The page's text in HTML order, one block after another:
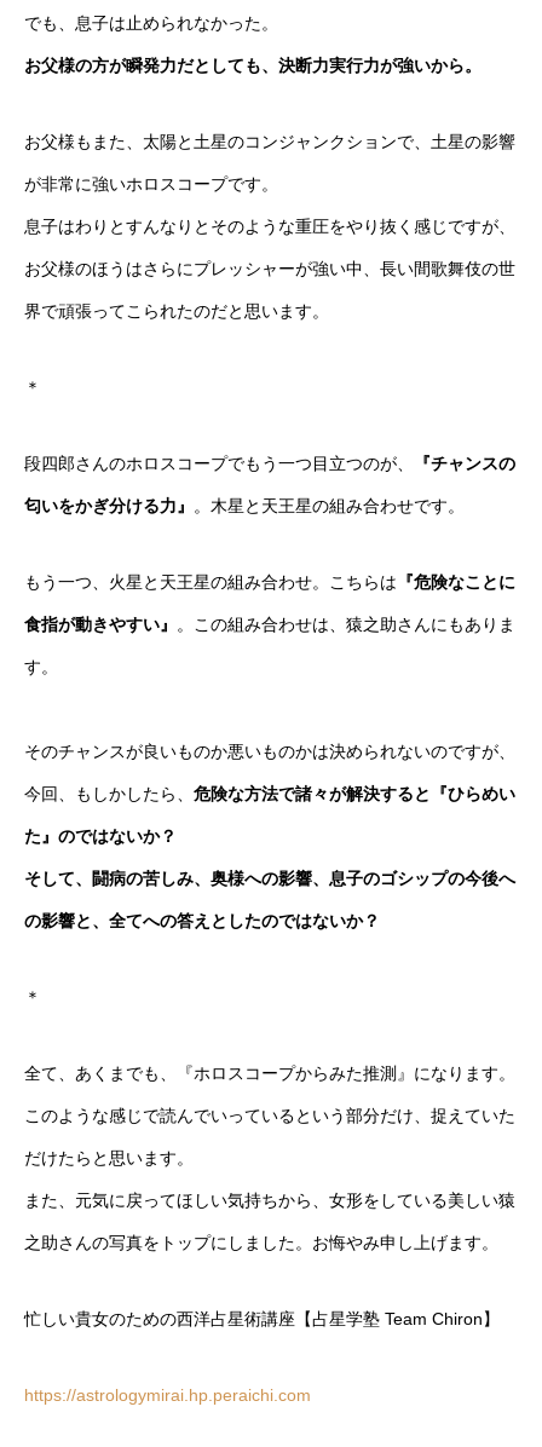
でも、息子は止められなかった。
お父様の方が瞬発力だとしても、決断力実行力が強いから。
お父様もまた、太陽と土星のコンジャンクションで、土星の影響
が非常に強いホロスコープです。
息子はわりとすんなりとそのような重圧をやり抜く感じですが、
お父様のほうはさらにプレッシャーが強い中、長い間歌舞伎の世
界で頑張ってこられたのだと思います。
＊
段四郎さんのホロスコープでもう一つ目立つのが、 『チャンスの
匂いをかぎ分ける力』 。木星と天王星の組み合わせです。
もう一つ、火星と天王星の組み合わせ。こちらは 『危険なことに
食指が動きやすい』 。この組み合わせは、猿之助さんにもありま
す。
そのチャンスが良いものか悪いものかは決められないのですが、
今回、もしかしたら、 危険な方法で諸々が解決すると『ひらめい
た』のではないか？
そして、闘病の苦しみ、奥様への影響、息子のゴシップの今後へ
の影響と、全てへの答えとしたのではないか？
＊
全て、あくまでも、『ホロスコープからみた推測』になります。
このような感じで読んでいっているという部分だけ、捉えていた
だけたらと思います。
また、元気に戻ってほしい気持ちから、女形をしている美しい猿
之助さんの写真をトップにしました。お悔やみ申し上げます。
忙しい貴女のための西洋占星術講座【占星学塾 Team Chiron】
https://astrologymirai.hp.peraichi.com